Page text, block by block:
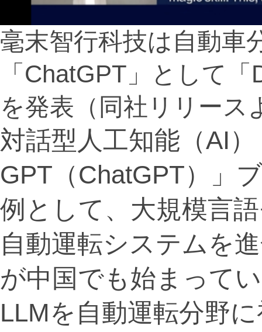
毫末智行科技は自動車
「ChatGPT」として
を発表（同社リリース
対話型人工知能（AI
GPT（ChatGPT）」
例として、大規模言
自動運転システムを
が中国でも始まって
LLMを自動運転分野